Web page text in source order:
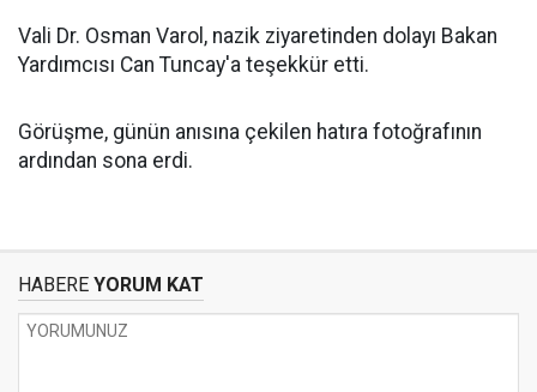
Vali Dr. Osman Varol, nazik ziyaretinden dolayı Bakan
Yardımcısı Can Tuncay'a teşekkür etti.
Görüşme, günün anısına çekilen hatıra fotoğrafının
ardından sona erdi.
HABERE YORUM KAT